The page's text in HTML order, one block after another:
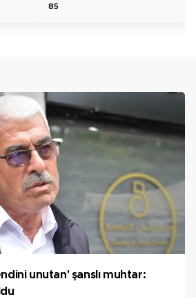
85
unutan' şanslı muhtar: